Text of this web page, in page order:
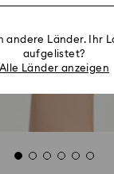
andere Länder. Ihr
aufgelistet?
Alle Länder anzeigen